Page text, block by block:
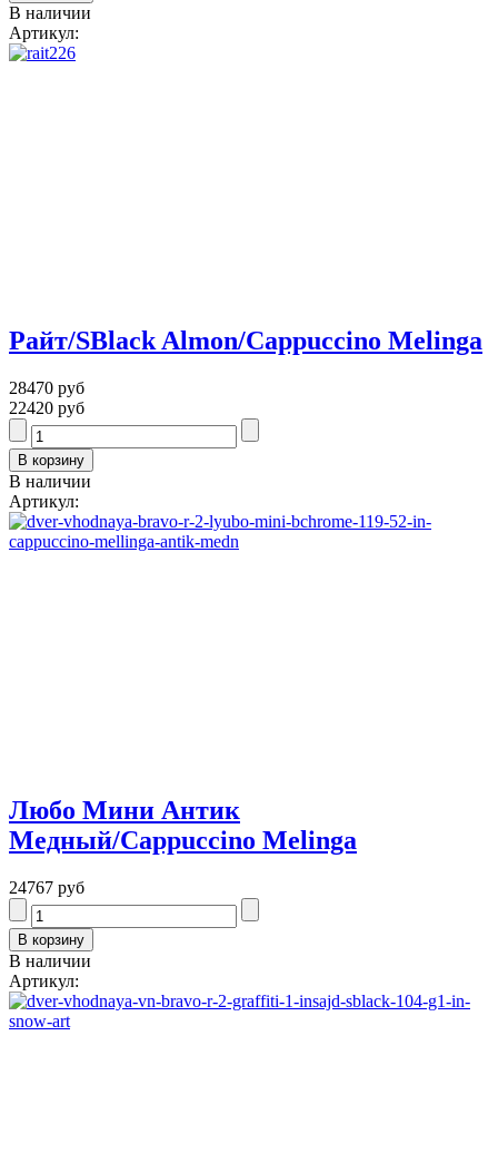
В наличии
Артикул:
Райт/SBlack Almon/Cappuccino Melinga
28470 руб
22420 руб
В наличии
Артикул:
Любо Мини Антик
Медный/Cappuccino Melinga
24767 руб
В наличии
Артикул: